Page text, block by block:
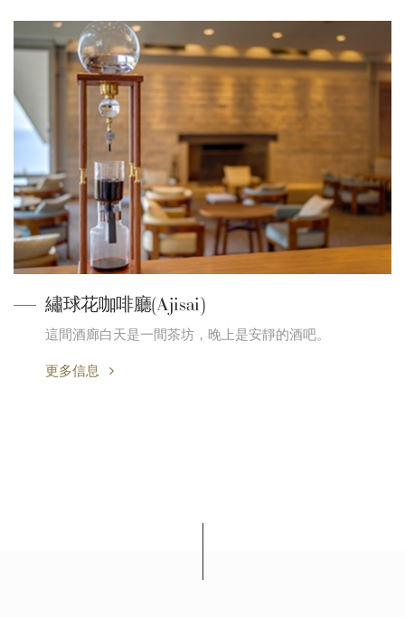
繡球花咖啡廳(Ajisai)
這間酒廊白天是一間茶坊，晚上是安靜的酒吧。
更多信息